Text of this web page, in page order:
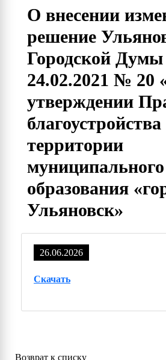
О внесении
решение
Городской Думы
24.02.2021 № 20
утверждении
благоустройства
территории
муниципального
образования
Ульяновск»
26.06.2026
Скачать
Возврат к списку